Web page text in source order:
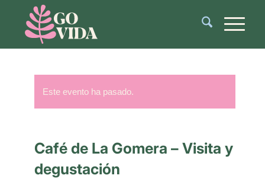
Este evento ha pasado.
Café de La Gomera – Visita y
degustación